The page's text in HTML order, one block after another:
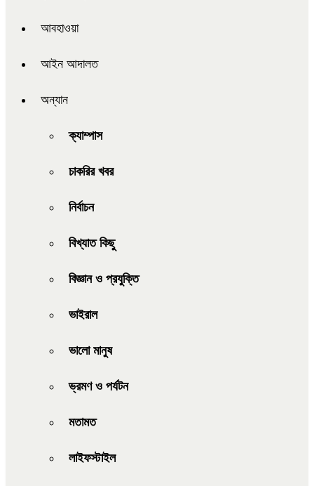
আবহাওয়া
আইন আদালত
অন্যান
ক্যাম্পাস
চাকরির খবর
নির্বাচন
বিখ্যাত কিছু
বিজ্ঞান ও প্রযুক্তি
ভাইরাল
ভালো মানুষ
ভ্রমণ ও পর্যটন
মতামত
লাইফস্টাইল